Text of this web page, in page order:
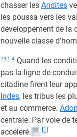
chasser les Andites
les poussa vers les
développement de la
nouvelle classe
79:1.4 Quand les
pas la ligne de
citadine firent leur
Indes, les tribus les
et au commerce.
centrale. Par voie de
accéléré.
[1]